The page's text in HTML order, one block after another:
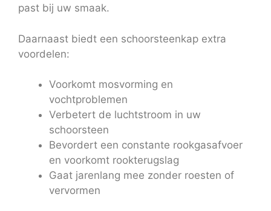
past bij uw smaak.
Daarnaast biedt een schoorsteenkap extra
voordelen:
Voorkomt mosvorming en
vochtproblemen
Verbetert de luchtstroom in uw
schoorsteen
Bevordert een constante rookgasafvoer
en voorkomt rookterugslag
Gaat jarenlang mee zonder roesten of
vervormen